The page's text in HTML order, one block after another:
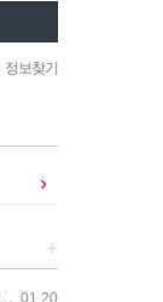
정보찾기
+
01.20